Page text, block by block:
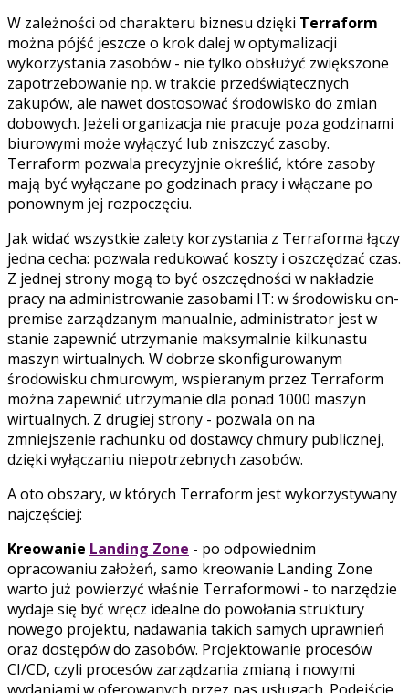
W zależności od charakteru biznesu dzięki Terraform
można pójść jeszcze o krok dalej w optymalizacji
wykorzystania zasobów - nie tylko obsłużyć zwiększone
zapotrzebowanie np. w trakcie przedświątecznych
zakupów, ale nawet dostosować środowisko do zmian
dobowych. Jeżeli organizacja nie pracuje poza godzinami
biurowymi może wyłączyć lub zniszczyć zasoby.
Terraform pozwala precyzyjnie określić, które zasoby
mają być wyłączane po godzinach pracy i włączane po
ponownym jej rozpoczęciu.
Jak widać wszystkie zalety korzystania z Terraforma łączy
jedna cecha: pozwala redukować koszty i oszczędzać czas.
Z jednej strony mogą to być oszczędności w nakładzie
pracy na administrowanie zasobami IT: w środowisku on-
premise zarządzanym manualnie, administrator jest w
stanie zapewnić utrzymanie maksymalnie kilkunastu
maszyn wirtualnych. W dobrze skonfigurowanym
środowisku chmurowym, wspieranym przez Terraform
można zapewnić utrzymanie dla ponad 1000 maszyn
wirtualnych. Z drugiej strony - pozwala on na
zmniejszenie rachunku od dostawcy chmury publicznej,
dzięki wyłączaniu niepotrzebnych zasobów.
A oto obszary, w których Terraform jest wykorzystywany
najczęściej:
Kreowanie Landing Zone - po odpowiednim
opracowaniu założeń, samo kreowanie Landing Zone
warto już powierzyć właśnie Terraformowi - to narzędzie
wydaje się być wręcz idealne do powołania struktury
nowego projektu, nadawania takich samych uprawnień
oraz dostępów do zasobów. Projektowanie procesów
CI/CD, czyli procesów zarządzania zmianą i nowymi